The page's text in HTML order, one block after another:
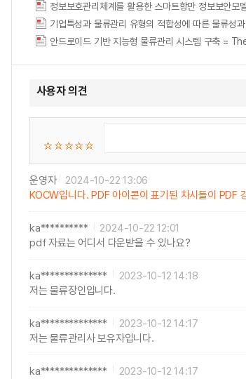
정보보호관리체계를 활용한 스마트항만 정보보안모
안드로이드 기반 지능형 물류관리 시스템 구
사용자 의견
운영자
2024-10-22 13:06
KOCW입니다. PDF 아이콘이 표기된 차시들이 PDF
ka**********
2024-10-22 12:01
pdf 자료는 어디서 다운받을 수 있나요?
ka**************
2023-10-12 14:18
저는 물류장인입니다.
ka**************
2023-10-12 14:17
저는 물류관리사 보유자입니다.
ka************** 2023-10-12 14:17